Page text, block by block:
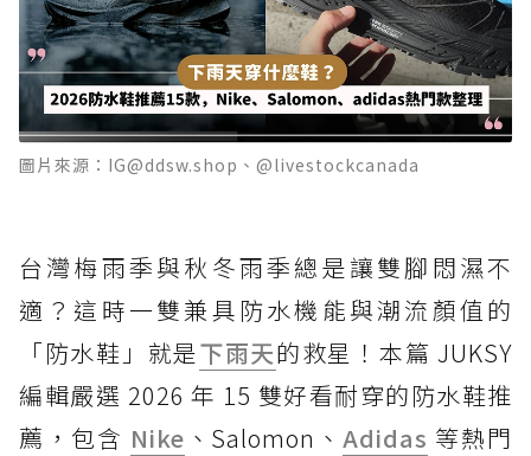
圖片來源：IG@ddsw.shop、@livestockcanada
台灣梅雨季與秋冬雨季總是讓雙腳悶濕不
適？這時一雙兼具防水機能與潮流顏值的
「防水鞋」就是下雨天的救星！本篇 JUKSY
編輯嚴選 2026 年 15 雙好看耐穿的防水鞋推
薦，包含 Nike 、Salomon、Adidas 等熱門